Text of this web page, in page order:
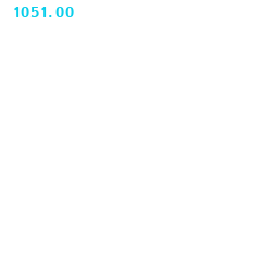
Cena:
1051.00